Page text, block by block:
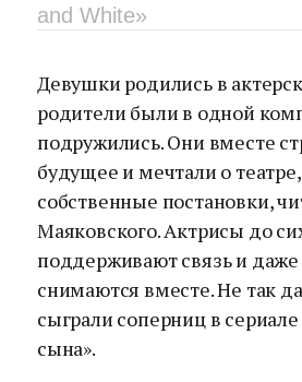
and White»
Девушки родились в
родители были в одной
подружились. Они вместе
будущее и мечтали о
собственные постановки,
Маяковского. Актрисы до
поддерживают связь и даже
снимаются вместе. Не так
сыграли соперниц в
сына».